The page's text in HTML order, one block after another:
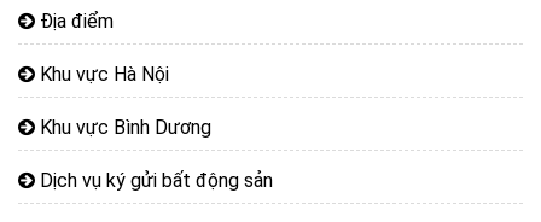
Địa điểm
Khu vực Hà Nội
Khu vực Bình Dương
Dịch vụ ký gửi bất động sản